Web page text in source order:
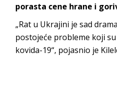
porasta cene hrane i
„Rat u Ukrajini je sad
postojeće probleme koji
kovida-19“, pojasnio je